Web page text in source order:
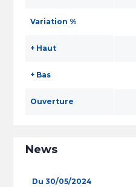
Variation %
+ Haut
+ Bas
Ouverture
News
Du 30/05/2024